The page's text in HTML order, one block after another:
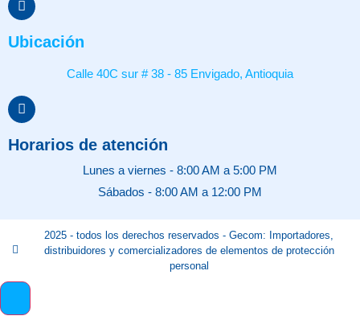
Ubicación
Calle 40C sur # 38 - 85 Envigado, Antioquia
Horarios de atención
Lunes a viernes - 8:00 AM a 5:00 PM
Sábados - 8:00 AM a 12:00 PM
2025 - todos los derechos reservados - Gecom: Importadores,
distribuidores y comercializadores de elementos de protección
personal